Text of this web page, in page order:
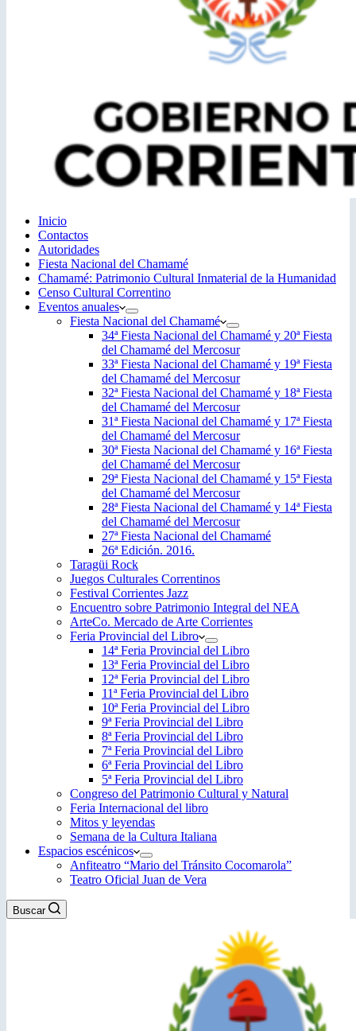
Inicio
Contactos
Autoridades
Fiesta Nacional del Chamamé
Chamamé: Patrimonio Cultural Inmaterial de la Humanidad
Censo Cultural Correntino
Eventos anuales
Fiesta Nacional del Chamamé
34ª Fiesta Nacional del Chamamé y 20ª Fiesta
del Chamamé del Mercosur
33ª Fiesta Nacional del Chamamé y 19ª Fiesta
del Chamamé del Mercosur
32ª Fiesta Nacional del Chamamé y 18ª Fiesta
del Chamamé del Mercosur
31ª Fiesta Nacional del Chamamé y 17ª Fiesta
del Chamamé del Mercosur
30ª Fiesta Nacional del Chamamé y 16ª Fiesta
del Chamamé del Mercosur
29ª Fiesta Nacional del Chamamé y 15ª Fiesta
del Chamamé del Mercosur
28ª Fiesta Nacional del Chamamé y 14ª Fiesta
del Chamamé del Mercosur
27ª Fiesta Nacional del Chamamé
26ª Edición. 2016.
Taragüi Rock
Juegos Culturales Correntinos
Festival Corrientes Jazz
Encuentro sobre Patrimonio Integral del NEA
ArteCo. Mercado de Arte Corrientes
Feria Provincial del Libro
14ª Feria Provincial del Libro
13ª Feria Provincial del Libro
12ª Feria Provincial del Libro
11ª Feria Provincial del Libro
10ª Feria Provincial del Libro
9ª Feria Provincial del Libro
8ª Feria Provincial del Libro
7ª Feria Provincial del Libro
6ª Feria Provincial del Libro
5ª Feria Provincial del Libro
Congreso del Patrimonio Cultural y Natural
Feria Internacional del libro
Mitos y leyendas
Semana de la Cultura Italiana
Espacios escénicos
Anfiteatro “Mario del Tránsito Cocomarola”
Teatro Oficial Juan de Vera
Buscar